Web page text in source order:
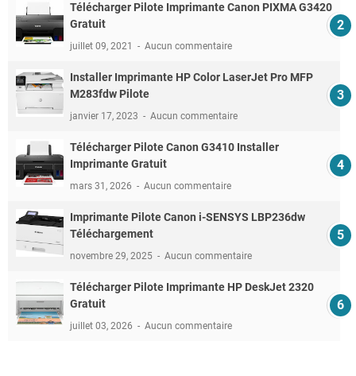
Télécharger Pilote Imprimante Canon PIXMA G3420
Gratuit
juillet 09, 2021 Aucun commentaire
Installer Imprimante HP Color LaserJet Pro MFP
M283fdw Pilote
janvier 17, 2023 Aucun commentaire
Télécharger Pilote Canon G3410 Installer
Imprimante Gratuit
mars 31, 2026 Aucun commentaire
Imprimante Pilote Canon i-SENSYS LBP236dw
Téléchargement
novembre 29, 2025 Aucun commentaire
Télécharger Pilote Imprimante HP DeskJet 2320
Gratuit
juillet 03, 2026 Aucun commentaire